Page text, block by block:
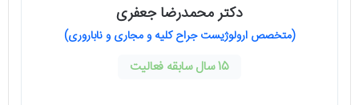
دکتر محمدرضا جعفری
(متخصص ارولوژیست جراح کلیه و مجاری و ناباروری)
15 سال سابقه فعالیت